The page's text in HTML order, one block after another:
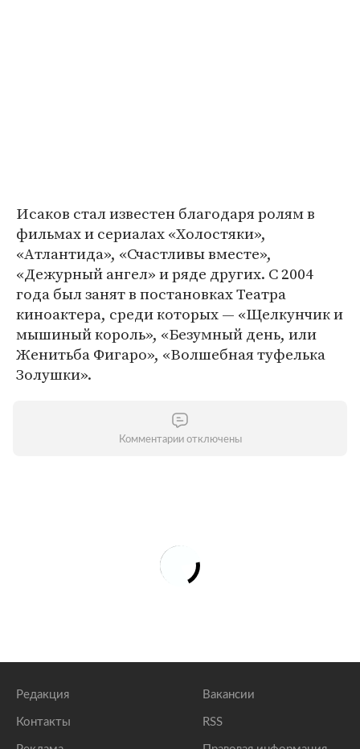
Исаков стал известен благодаря ролям в
фильмах и сериалах «Холостяки»,
«Атлантида», «Счастливы вместе»,
«Дежурный ангел» и ряде других. С 2004
года был занят в постановках Театра
киноактера, среди которых — «Щелкунчик и
мышиный король», «Безумный день, или
Женитьба Фигаро», «Волшебная туфелька
Золушки».
Комментарии отключены
Редакция
Контакты
Вакансии
RSS